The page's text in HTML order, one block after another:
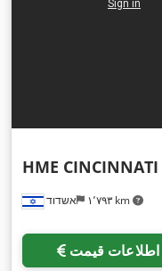
אשדוד ۱٬۷۹۳ km
HME CINCINNATI
اطلاعات قیمت